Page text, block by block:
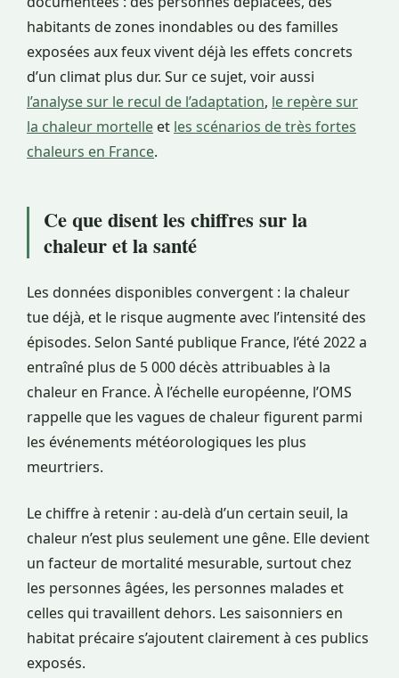
habitants de zones inondables ou des familles
exposées aux feux vivent déjà les effets concrets
d’un climat plus dur. Sur ce sujet, voir aussi
l’analyse sur le recul de l’adaptation, le repère sur
la chaleur mortelle et les scénarios de très fortes
chaleurs en France.
Ce que disent les chiffres sur la
chaleur et la santé
Les données disponibles convergent : la chaleur
tue déjà, et le risque augmente avec l’intensité des
épisodes. Selon Santé publique France, l’été 2022 a
entraîné plus de 5 000 décès attribuables à la
chaleur en France. À l’échelle européenne, l’OMS
rappelle que les vagues de chaleur figurent parmi
les événements météorologiques les plus
meurtriers.
Le chiffre à retenir : au-delà d’un certain seuil, la
chaleur n’est plus seulement une gêne. Elle devient
un facteur de mortalité mesurable, surtout chez
les personnes âgées, les personnes malades et
celles qui travaillent dehors. Les saisonniers en
habitat précaire s’ajoutent clairement à ces publics
exposés.